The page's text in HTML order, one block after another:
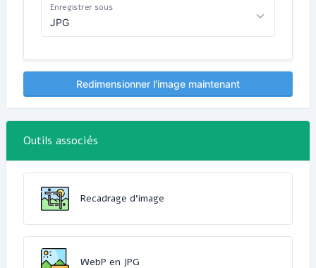
Enregistrer sous
Redimensionner l'image maintenant
Outils associés
Recadrage d'image
WebP en JPG